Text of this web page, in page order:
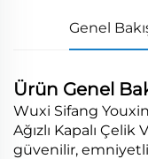
Genel
Ürün Genel
Wuxi Sifang
Ağızlı Kapalı Çelik
güvenilir,